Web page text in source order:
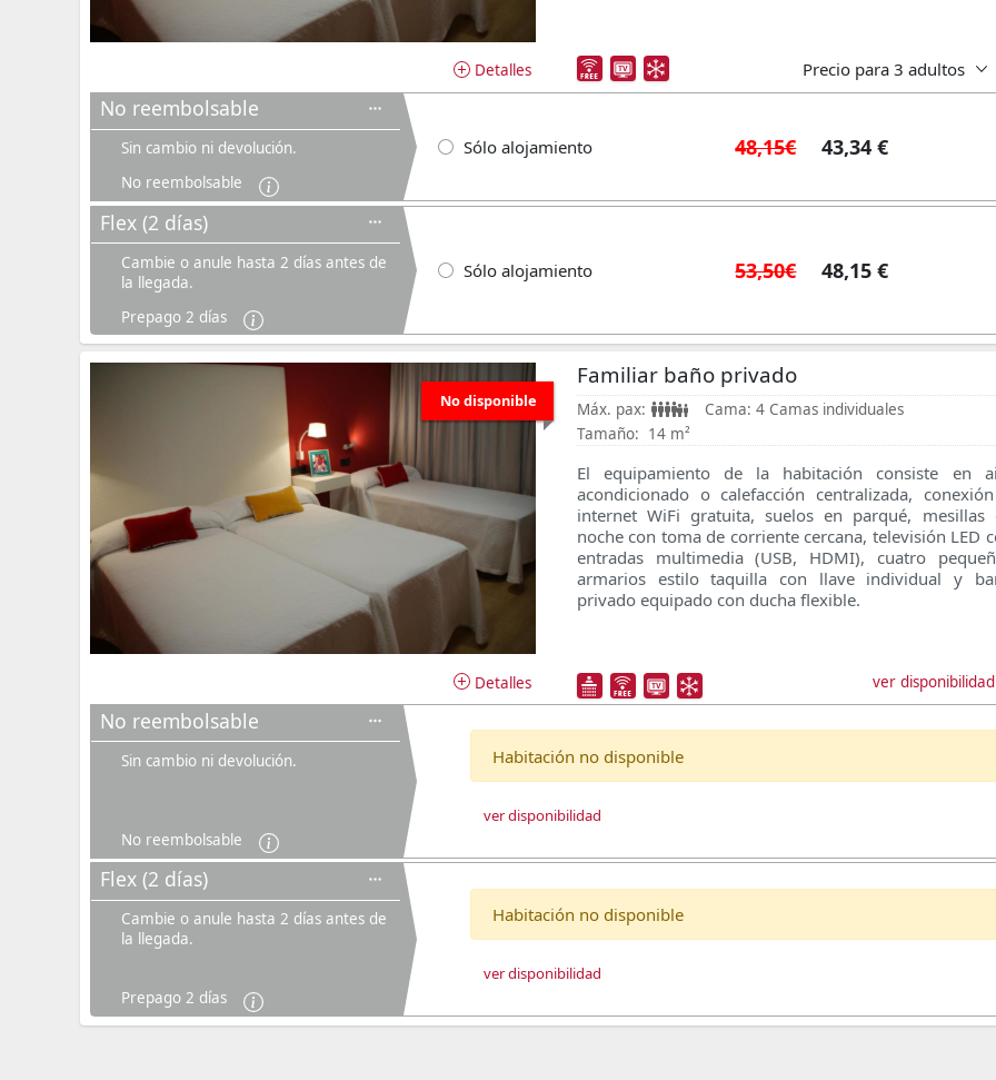
Detalles Precio para3 adultos
No reembolsable
Sin cambio ni devolución.
No reembolsable
Sólo alojamiento 48,15€ 43,34 €
Flex (2 días)
Cambie o anule hasta 2 días antes de
la llegada.
Prepago 2 días
Sólo alojamiento 53,50€ 48,15 €
No disponible
Detalles
Familiar baño privado
Máx. pax: Cama: 4 Camas individuales
Tamaño: 14 m²
El equipamiento de la habitación consiste en
acondicionado o calefacción centralizada,
internet WiFi gratuita, suelos en parqué, mesillas
noche con toma de corriente cercana, televisión LED
entradas multimedia (USB, HDMI), cuatro
armarios estilo taquilla con llave individual y
privado equipado con ducha flexible.
ver disponibilidad
No reembolsable
Sin cambio ni devolución.
No reembolsable
Habitación no disponible
ver disponibilidad
Flex (2 días)
Cambie o anule hasta 2 días antes de
la llegada.
Prepago 2 días
Habitación no disponible
ver disponibilidad